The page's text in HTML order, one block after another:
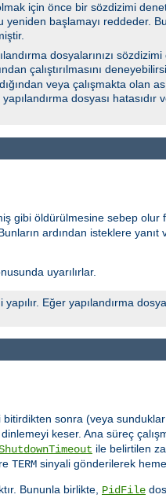
için önce bir sözdizimi
yeniden başlamayı reddeder.
dosyalarınızı
çalıştırılmasını
veya çalışmakta olan
dosyası hatasıdır
gibi öldürülmesine sebep olur
ardından isteklere
uyarılırlar.
Eğer yapılandırma
sonra (veya
keser. Ana süreç
ile belirtilen
TERM sinyali gönderilerek
Bununla birlikte, PidFile